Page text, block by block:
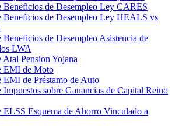
Beneficios de Desempleo Ley CARES
Beneficios de Desempleo Ley HEALS vs
Beneficios de Desempleo Asistencia de
LWA
Atal Pension Yojana
EMI de Moto
EMI de Préstamo de Auto
Impuestos sobre Ganancias de Capital Reino
ELSS Esquema de Ahorro Vinculado a